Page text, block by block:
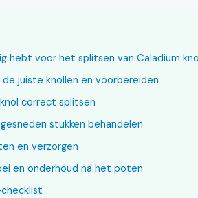
hebt voor het splitsen van Caladium
de juiste knollen en voorbereiden
correct splitsen
stukken behandelen
en verzorgen
en onderhoud na het poten